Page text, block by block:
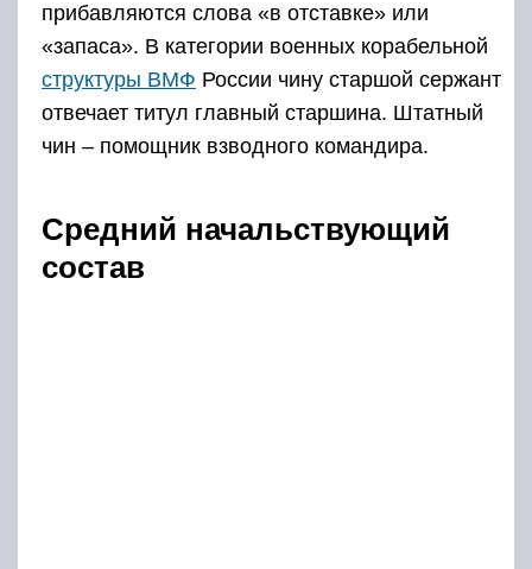
прибавляются слова «в отставке» или
«запаса». В категории военных корабельной
структуры ВМФ России чину старшой сержант
отвечает титул главный старшина. Штатный
чин – помощник взводного командира.
Средний начальствующий
состав